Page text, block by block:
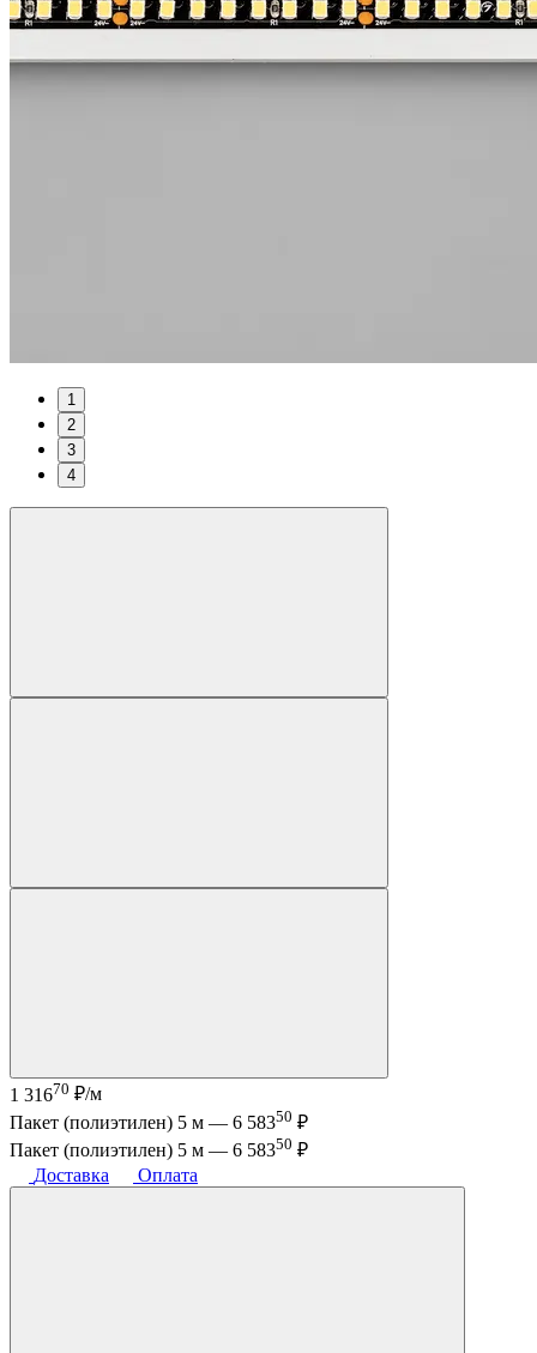
1
2
3
4
1 31670 ₽/м
Пакет (полиэтилен) 5 м — 6 58350 ₽
Пакет (полиэтилен) 5 м — 6 58350 ₽
Доставка
Оплата